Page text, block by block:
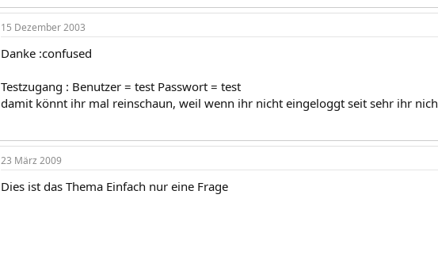
15 Dezember 2003
Danke :confused
Testzugang : Benutzer = test Passwort = test
damit könnt ihr mal reinschaun, weil wenn ihr nicht eingeloggt seit sehr ihr
23 März 2009
Dies ist das Thema Einfach nur eine Frage